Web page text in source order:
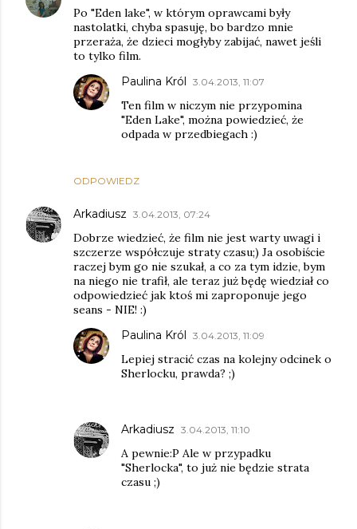
Po "Eden lake", w którym oprawcami były
nastolatki, chyba spasuję, bo bardzo mnie
przeraża, że dzieci mogłyby zabijać, nawet jeśli
to tylko film.
ODPOWIEDZ
Paulina Król 3.04.2013, 11:07
Ten film w niczym nie przypomina
"Eden Lake", można powiedzieć, że
odpada w przedbiegach :)
Arkadiusz 3.04.2013, 07:24
Dobrze wiedzieć, że film nie jest warty uwagi i
szczerze współczuje straty czasu;) Ja osobiście
raczej bym go nie szukał, a co za tym idzie, bym
na niego nie trafił, ale teraz już będę wiedział co
odpowiedzieć jak ktoś mi zaproponuje jego
seans - NIE! :)
Paulina Król 3.04.2013, 11:09
Lepiej stracić czas na kolejny odcinek o
Sherlocku, prawda? ;)
Arkadiusz 3.04.2013, 11:10
A pewnie:P Ale w przypadku
"Sherlocka", to już nie będzie strata
czasu ;)